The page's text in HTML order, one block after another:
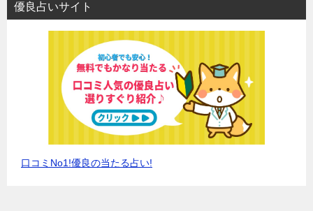
優良占いサイト
口コミNo1!優良の当たる占い!